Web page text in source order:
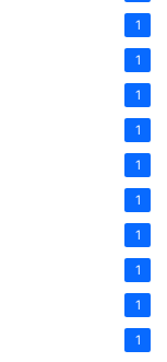
1
1
1
1
1
1
1
1
1
1